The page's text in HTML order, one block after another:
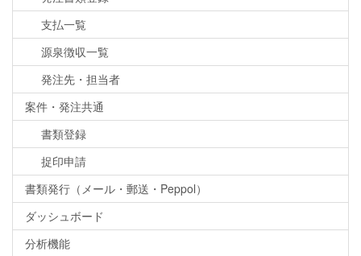
支払一覧
源泉徴収一覧
発注先・担当者
案件・発注共通
書類登録
捉印申請
書類発行（メール・郵送・Peppol）
ダッシュボード
分析機能